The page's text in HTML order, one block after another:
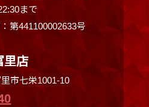
まで
第441100002633号
里店
市七栄1001-10